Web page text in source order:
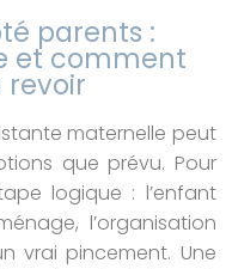
parents :
et comment
revoir
maternelle peut
que prévu. Pour
logique : l’enfant
l’organisation
vrai pincement. Une